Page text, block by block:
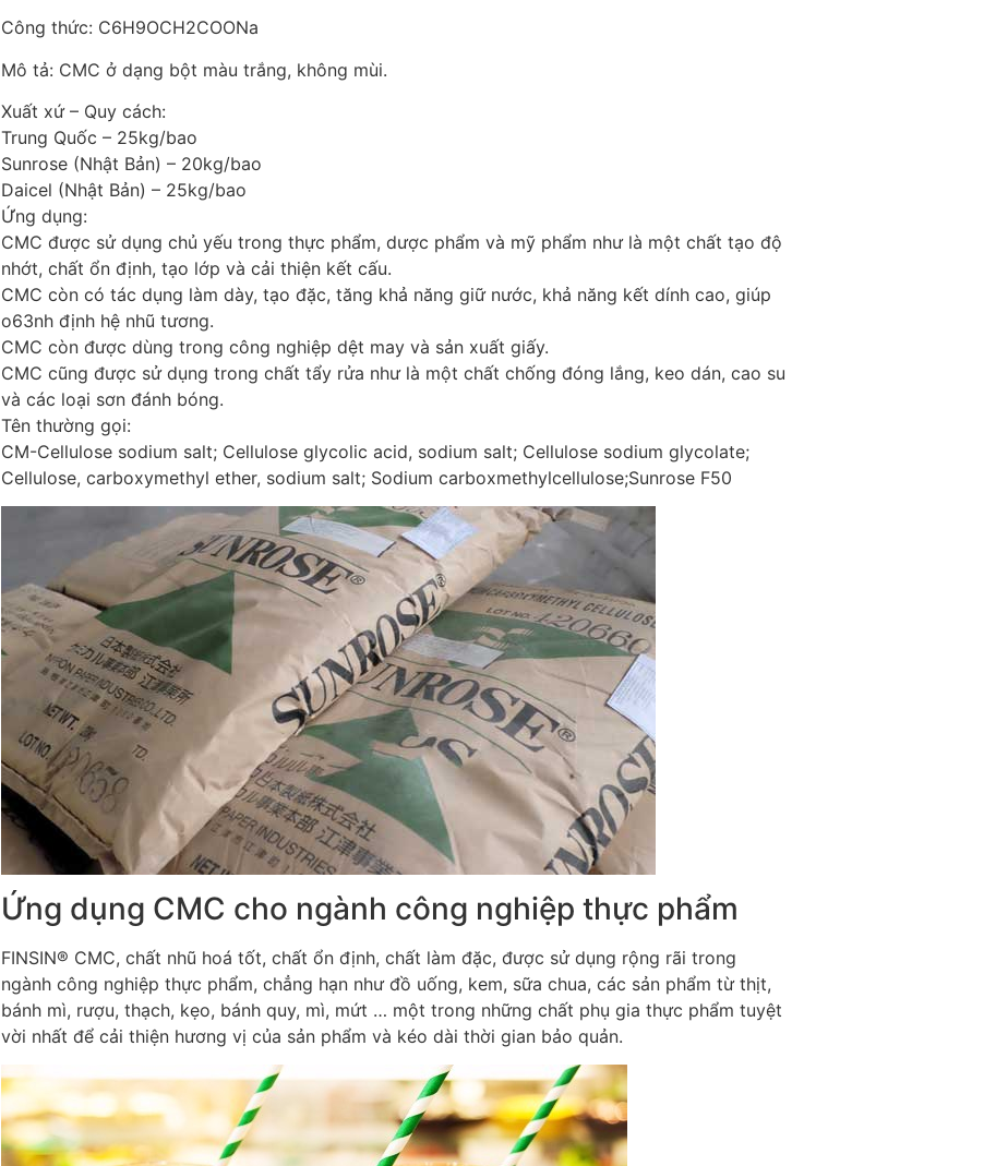
Công thức: C6H9OCH2COONa
Mô tả: CMC ở dạng bột màu trắng, không mùi.
Xuất xứ – Quy cách:
Trung Quốc – 25kg/bao
Sunrose (Nhật Bản) – 20kg/bao
Daicel (Nhật Bản) – 25kg/bao
Ứng dụng:
CMC được sử dụng chủ yếu trong thực phẩm, dược phẩm và mỹ phẩm như là một chất tạo độ
nhớt, chất ổn định, tạo lớp và cải thiện kết cấu.
CMC còn có tác dụng làm dày, tạo đặc, tăng khả năng giữ nước, khả năng kết dính cao, giúp
o63nh định hệ nhũ tương.
CMC còn được dùng trong công nghiệp dệt may và sản xuất giấy.
CMC cũng được sử dụng trong chất tẩy rửa như là một chất chống đóng lắng, keo dán, cao su
và các loại sơn đánh bóng.
Tên thường gọi:
CM-Cellulose sodium salt; Cellulose glycolic acid, sodium salt; Cellulose sodium glycolate;
Cellulose, carboxymethyl ether, sodium salt; Sodium carboxmethylcellulose;Sunrose F50
Ứng dụng CMC cho ngành công nghiệp thực phẩm
FINSIN® CMC, chất nhũ hoá tốt, chất ổn định, chất làm đặc, được sử dụng rộng rãi trong
ngành công nghiệp thực phẩm, chẳng hạn như đồ uống, kem, sữa chua, các sản phẩm từ thịt,
bánh mì, rượu, thạch, kẹo, bánh quy, mì, mứt … một trong những chất phụ gia thực phẩm tuyệt
vời nhất để cải thiện hương vị của sản phẩm và kéo dài thời gian bảo quản.